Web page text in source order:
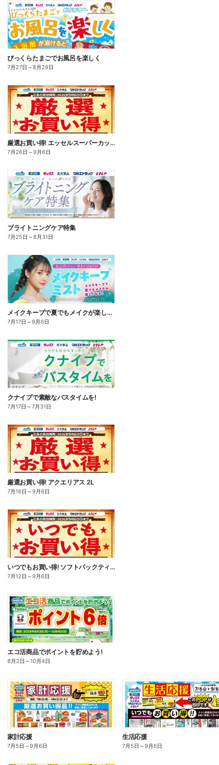
びっくらたまごでお風呂を楽しく
7月27日 ～8月29日
厳選お買い得! エッセルスーパーカップ
7月26日 ～9月6日
ブライトニングケア特集
7月25日 ～8月31日
メイクキープで夏でもメイクが楽しくなる!
7月17日 ～9月6日
クナイプで素敵なバスタイムを!
7月17日 ～7月31日
厳選お買い得! アクエリアス 2L
7月16日 ～9月6日
いつでもお買い得! ソフトパックティッシュ
7月12日 ～9月6日
エコ活商品でポイントを貯めよう!
8月2日 ～10月4日
家計応援
7月5日 ～9月6日
生活応援
7月5日 ～9月6日